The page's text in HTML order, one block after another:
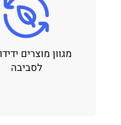
מגוון מוצרים
לסביבה